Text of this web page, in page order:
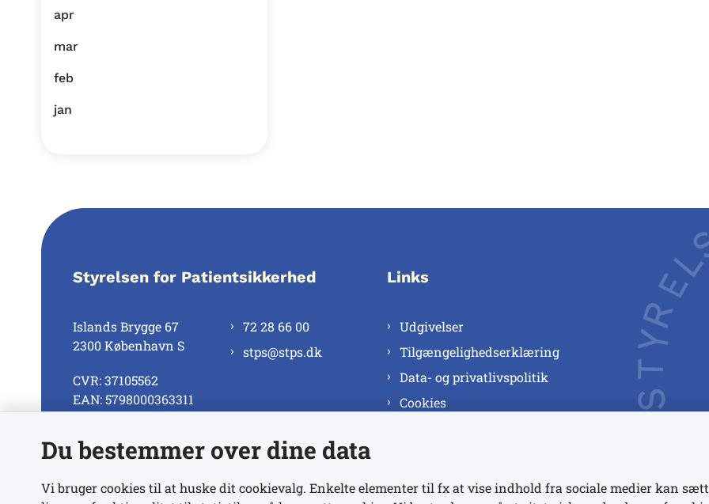
apr
mar
feb
jan
Styrelsen for Patientsikkerhed
Islands Brygge 67
2300 København S
CVR: 37105562
EAN: 5798000363311
72 28 66 00
stps@stps.dk
Se alle kontaktnumre
Links
Udgivelser
Tilgængelighedserklæring
Data- og privatlivspolitik
Cookies
Du bestemmer over dine data
Vi bruger cookies til at huske dit cookievalg. Enkelte elementer til fx at vise indhold fra sociale medier kan